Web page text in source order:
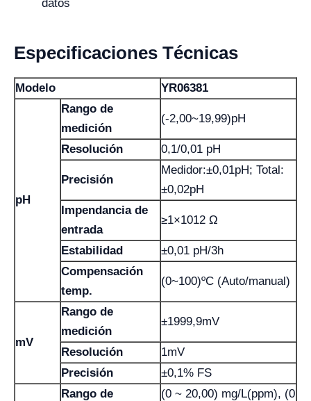
datos
Especificaciones Técnicas
Modelo YR06381
pH
Rango de
medición
(-2,00~19,99)pH
Resolución 0,1/0,01 pH
Precisión
Medidor:±0,01pH; Total:
±0,02pH
Impendancia de
entrada
≥1×1012 Ω
Estabilidad
±0,01 pH/3h
Compensación
temp.
(0~100)ºC (Auto/manual)
mV
Rango de
medición
±1999,9mV
Resolución
1mV
Precisión
±0,1% FS
Rango de
(0 ~ 20,00) mg/L(ppm), (0